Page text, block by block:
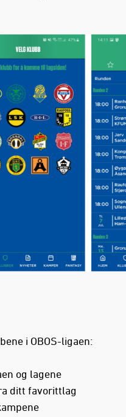
i OBOS-ligaen:
og lagene
ditt favorittlag